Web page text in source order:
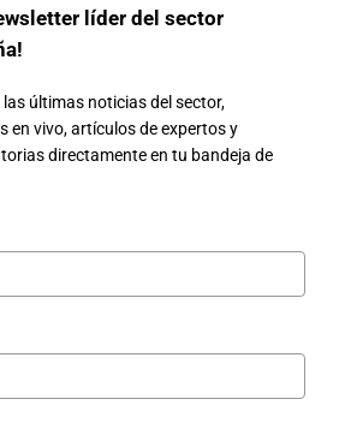
líder del sector
últimas noticias del sector,
en vivo, artículos de expertos y
directamente en tu bandeja de